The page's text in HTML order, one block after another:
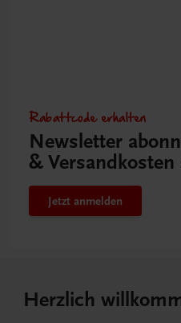
Rabattcode erhalten
Newsletter
& Versandkosten
Jetzt anmelden
Herzlich